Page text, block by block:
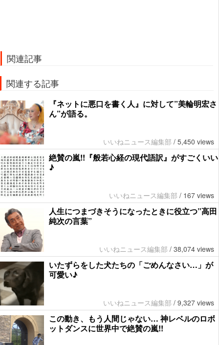
関連記事
関連する記事
『ネットに悪口を書く人』に対して”美輪明宏さ
ん”が語る。
いいねニュース編集部 / 5,450 views
絶賛の嵐!!『般若心経の現代語訳』がすごくいい
♪
いいねニュース編集部 / 167 views
人生につまづきそうになったときに役立つ”高田
純次の言葉”
いいねニュース編集部 / 38,074 views
いたずらをした犬たちの「ごめんなさい…」が
可愛い♪
いいねニュース編集部 / 9,327 views
この動き、もう人間じゃない… 神レベルのロボ
ットダンスに世界中で絶賛の嵐!!